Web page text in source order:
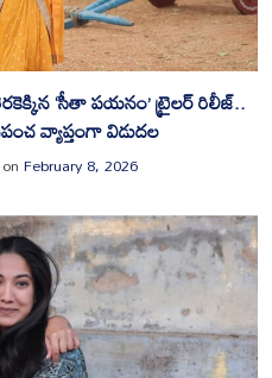
‘సీతా పయనం’ ట్రైలర్ రిలీజ్..
వ్యాప్తంగా విడుదల
February 8, 2026